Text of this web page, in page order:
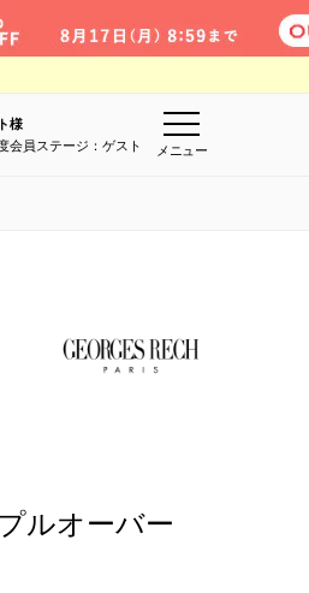
様
会員ステージ：ゲスト
メニュー
ルオーバー